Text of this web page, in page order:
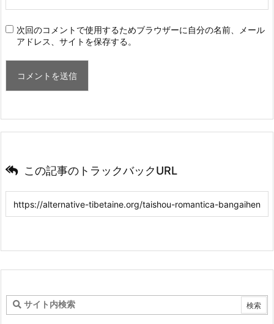
次回のコメントで使用するためブラウザーに自分の名前、メール
アドレス、サイトを保存する。
この記事のトラックバックURL